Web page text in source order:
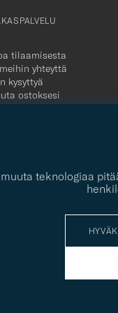
teknologiaa
tilaamisesta
yhteyttä
kysyttyä
ostoksesi
arvostelut